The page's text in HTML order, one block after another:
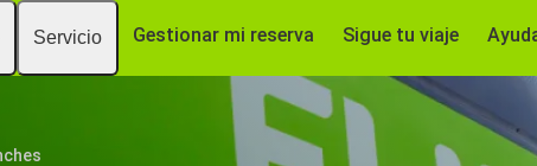
Servicio Gestionar mi reserva Sigue tu viaje